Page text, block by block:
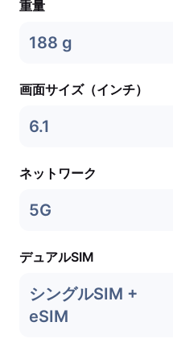
重量
188 g
画面サイズ（インチ）
6.1
ネットワーク
5G
デュアルSIM
シングルSIM +
eSIM